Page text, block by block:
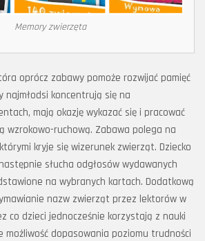
Memory zwierzęta
oprócz zabawy pomoże rozwijać pamięć
najmłodsi koncentrują się na
mają okazję wykazać się i pracować
wzrokowo-ruchową. Zabawa polega na
kryje się wizerunek zwierząt. Dziecko
słucha odgłosów wydawanych
na wybranych kartach. Dodatkową
nazw zwierząt przez lektorów w
co dzieci jednocześnie korzystają z nauki
możliwość dopasowania poziomu trudności